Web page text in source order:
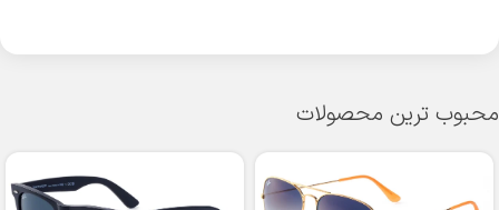
محبوب ترین محصولات